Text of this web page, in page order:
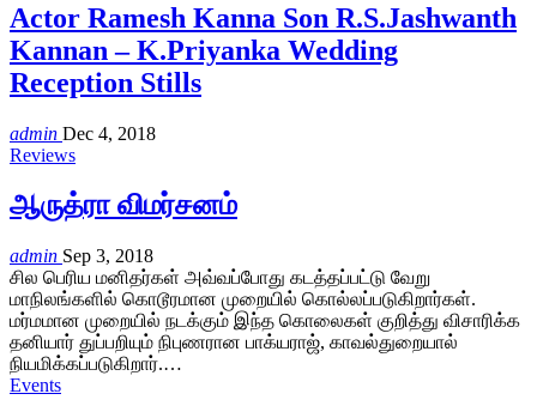
Actor Ramesh Kanna Son R.S.Jashwanth
Kannan – K.Priyanka Wedding
Reception Stills
admin Dec 4, 2018
Reviews
ஆருத்ரா விமர்சனம்
admin Sep 3, 2018
சில பெரிய மனிதர்கள் அவ்வப்போது கடத்தப்பட்டு வேறு
மாநிலங்களில் கொடூரமான முறையில் கொல்லப்படுகிறார்கள்.
மர்மமான முறையில் நடக்கும் இந்த கொலைகள் குறித்து விசாரிக்க
தனியார் துப்பறியும் நிபுணரான பாக்யராஜ், காவல்துறையால்
நியமிக்கப்படுகிறார்.…
Events